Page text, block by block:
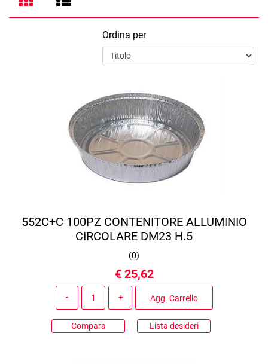
Ordina per
552C+C 100PZ CONTENITORE ALLUMINIO
CIRCOLARE DM23 H.5
(0)
€ 25,62
Agg. Carrello
Compara Lista desideri